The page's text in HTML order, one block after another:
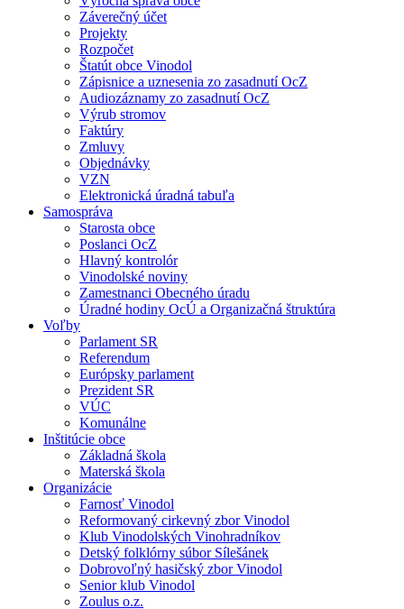
Záverečný účet
Projekty
Rozpočet
Štatút obce Vinodol
Zápisnice a uznesenia zo zasadnutí OcZ
Audiozáznamy zo zasadnutí OcZ
Výrub stromov
Faktúry
Zmluvy
Objednávky
VZN
Elektronická úradná tabuľa
Samospráva
Starosta obce
Poslanci OcZ
Hlavný kontrolór
Vinodolské noviny
Zamestnanci Obecného úradu
Úradné hodiny OcÚ a Organizačná štruktúra
Voľby
Parlament SR
Referendum
Európsky parlament
Prezident SR
VÚC
Komunálne
Inštitúcie obce
Základná škola
Materská škola
Organizácie
Farnosť Vinodol
Reformovaný cirkevný zbor Vinodol
Klub Vinodolských Vinohradníkov
Detský folklórny súbor Sílešánek
Dobrovoľný hasičský zbor Vinodol
Senior klub Vinodol
Zoulus o.z.